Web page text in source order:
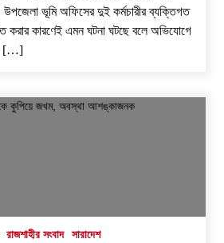
ভূমি অফিসের দুই কর্মচারীর ব্যক্তিগত
করার কারণেই এমন ঘটনা ঘটছে বলে অভিযোগে
[…]
রাজশাহীর সংবাদ সারাদেশ